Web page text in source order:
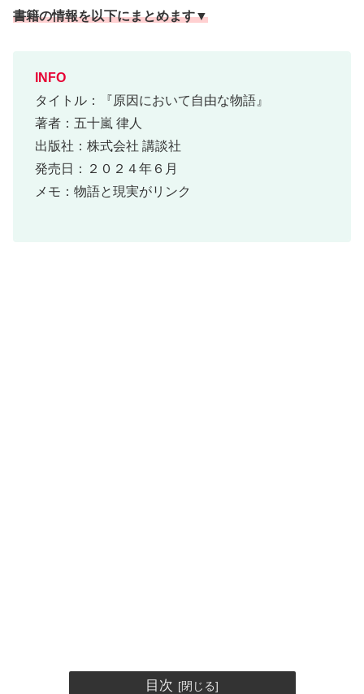
書籍の情報を以下にまとめます▼
INFO
タイトル：『原因において自由な物語』
著者：五十嵐 律人
出版社：株式会社 講談社
発売日：２０２４年６月
メモ：物語と現実がリンク
目次